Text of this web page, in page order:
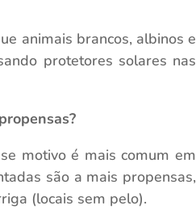
animais brancos, albinos e
protetores solares nas
motivo é mais comum em
são a mais propensas,
(locais sem pelo).